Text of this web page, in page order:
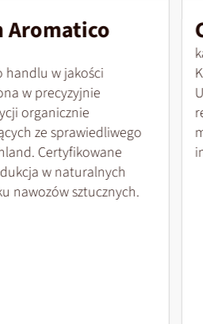
Aromatico
handlu w jakości
w precyzyjnie
organicznie
ze sprawiedliwego
Certyfikowane
w naturalnych
nawozów sztucznych.